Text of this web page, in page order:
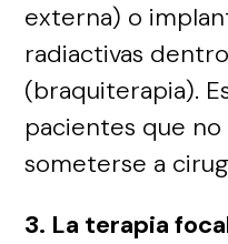
externa) o
radiactivas
(braquiterapia).
pacientes que
someterse a
3. La terapia